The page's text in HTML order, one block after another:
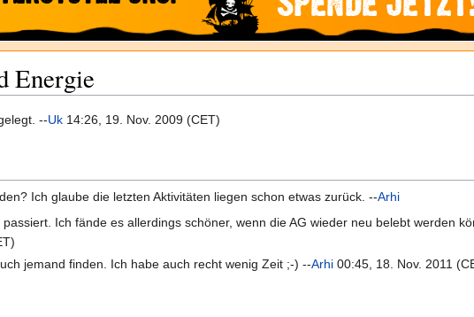
Energie
--Uk 14:26, 19. Nov. 2009 (CET)
Ich glaube die letzten Aktivitäten liegen schon etwas zurück. --Arhi
Ich fände es allerdings schöner, wenn die AG wieder neu belebt werden
jemand finden. Ich habe auch recht wenig Zeit ;-) --Arhi00:45, 18. Nov. 2011